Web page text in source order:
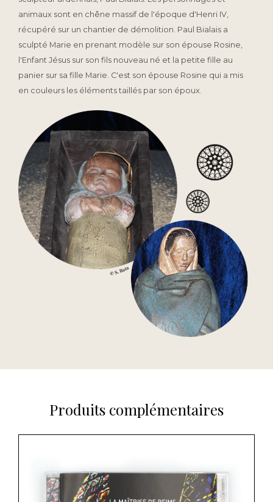
animaux sont en chêne massif de l'époque d'Henri IV,
récupéré sur un chantier de démolition. Paul Bialais a
sculpté Marie en prenant modèle sur son épouse Rosine,
l'Enfant Jésus sur son fils nouveau né et la petite fille au
panier sur sa fille Marie. C'est son épouse Rosine qui a mis
en couleurs les éléments taillés par son époux.
Produits complémentaires